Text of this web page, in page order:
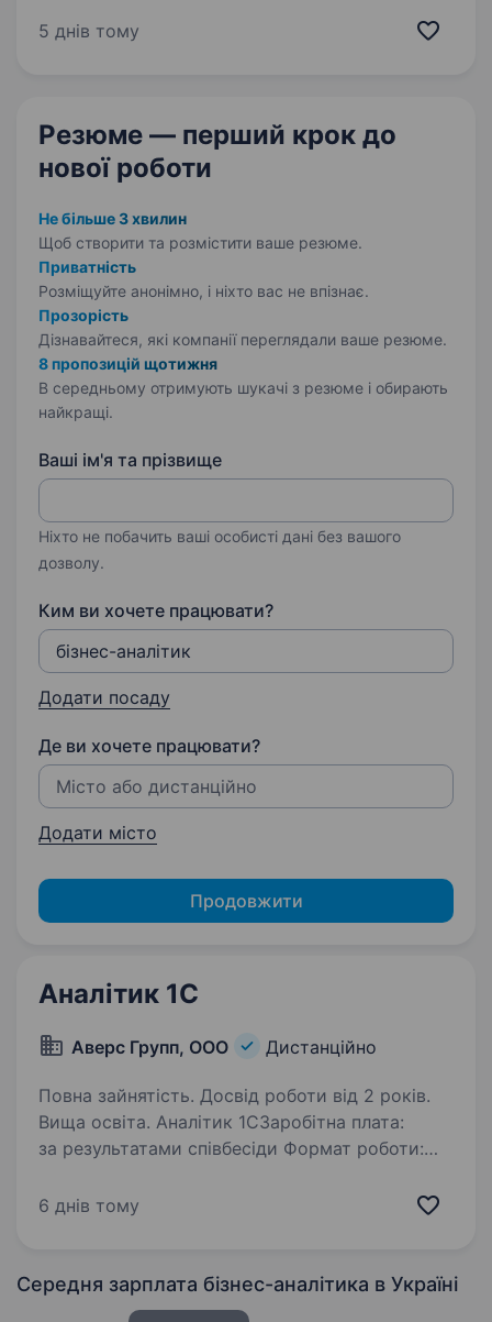
за обличчям, тілом та волоссям. Протягом
5 днів тому
Резюме — перший крок до
нової роботи
Не більше 3 хвилин
Щоб створити та розмістити ваше резюме.
Приватність
Розміщуйте анонімно, і ніхто вас не впізнає.
Прозорість
Дізнавайтеся, які компанії переглядали ваше резюме.
8 пропозицій щотижня
В середньому отримують шукачі з резюме і обирають
найкращі.
Ваші ім'я та прізвище
Ніхто не побачить ваші особисті дані без вашого
дозволу.
Ким ви хочете працювати?
Додати посаду
Де ви хочете працювати?
Додати місто
Продовжити
Аналітик 1C
Аверс Групп, ООО Дистанційно
Повна зайнятість. Досвід роботи від 2 років.
Вища освіта. Аналітик 1СЗаробітна плата:
за результатами співбесіди Формат роботи:
1−2 рази на тиждень (можливий повноцінний
6 днів тому
Середня зарплата бізнес-аналітика в Україні